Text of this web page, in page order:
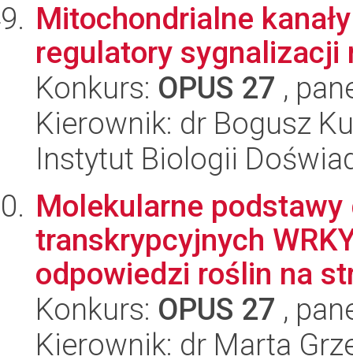
Mitochondrialne
regulatory sygnalizacji
Konkurs: OPUS 27 ,
Kierownik: dr Bogusz
Instytut Biologii
Molekularne podstawy
transkrypcyjnych
odpowiedzi roślin na
Konkurs: OPUS 27 ,
Kierownik: dr Marta